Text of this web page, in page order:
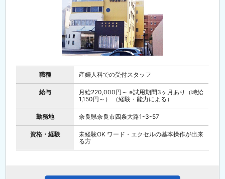
職種 産婦人科での受付スタッフ
給与
月給220,000円～ ※試用期間3ヶ月あり（時給
1,150円～） （経験・能力による）
勤務地 奈良県奈良市四条大路1-3-57
資格・経験
未経験OK ワード・エクセルの基本操作が出来
る方